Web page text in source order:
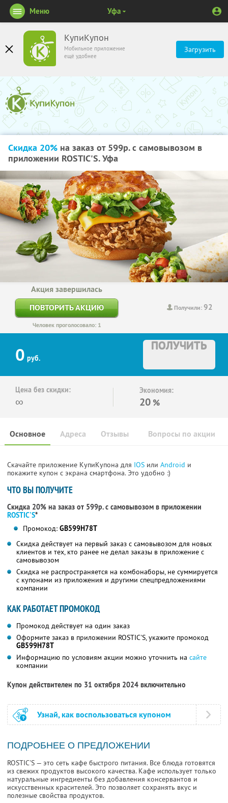
КупиКупон
Мобильное приложение
ещё удобнее
Загрузить
Меню Уфа
Скидка 20% на заказ от 599р. с самовывозом в
приложении ROSTIC'S. Уфа
Получили:92
Акция завершилась
ПОВТОРИТЬ АКЦИЮ
Человек проголосовало: 1
0 руб.
ПОЛУЧИТЬ
Цена без скидки:
∞
Экономия:
20 %
Основное Отзывы Вопросы по акции
Адреса
Скачайте приложение КупиКупона для IOS или Android и
покажите купон с экрана смартфона. Это удобно :)
ЧТО ВЫ ПОЛУЧИТЕ
Скидка 20% на заказ от 599р. с самовывозом в приложении
ROSTIC'S*
Промокод: GB599H78T
Скидка действует на первый заказ с самовывозом для новых
клиентов и тех, кто ранее не делал заказы в приложение с
самовывозом
Скидка не распространяется на комбонаборы, не суммируется
с купонами из приложения и другими спецпредложениями
компании
КАК РАБОТАЕТ ПРОМОКОД
Промокод действует на один заказ
Оформите заказ в приложении ROSTIC'S, укажите промокод
GB599H78T
Информацию по условиям акции можно уточнить на сайте
компании
Купон действителен по 31 октября 2024 включительно
Узнай, как воспользоваться купоном
ПОДРОБНЕЕ О ПРЕДЛОЖЕНИИ
ROSTIC'S — это сеть кафе быстрого питания. Все блюда готовятся
из свежих продуктов высокого качества. Кафе использует только
натуральные ингредиенты без добавления консервантов и
искусственных красителей. Это позволяет сохранять вкус и
полезные свойства продуктов.